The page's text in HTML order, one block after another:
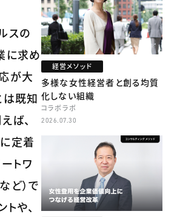
スの
に求め
が大
は既知
ば、
定着
トワ
ど）で
や、
経営メソッド
多様な女性経営者と創る均質
化しない組織
コラボラボ
2026.07.30